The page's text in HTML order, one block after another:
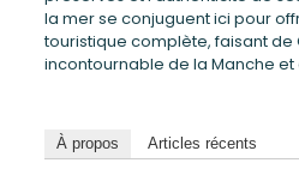
la mer se conjuguent ici pour
touristique complète, faisant de
incontournable de la Manche
À propos Articles récents